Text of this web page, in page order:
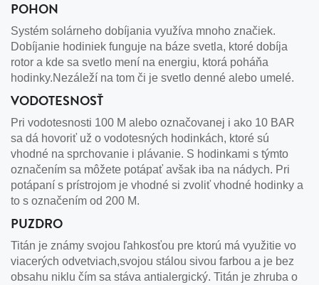
POHON
Systém solárneho dobíjania využíva mnoho značiek.
Dobíjanie hodiniek funguje na báze svetla, ktoré dobíja
rotor a kde sa svetlo mení na energiu, ktorá poháňa
hodinky.Nezáleží na tom či je svetlo denné alebo umelé.
VODOTESNOSŤ
Pri vodotesnosti 100 M alebo označovanej i ako 10 BAR
sa dá hovoriť už o vodotesných hodinkách, ktoré sú
vhodné na sprchovanie i plávanie. S hodinkami s týmto
označením sa môžete potápať avšak iba na nádych. Pri
potápaní s prístrojom je vhodné si zvoliť vhodné hodinky a
to s označením od 200 M.
PUZDRO
Titán je známy svojou ľahkosťou pre ktorú má využitie vo
viacerých odvetviach,svojou stálou sivou farbou a je bez
obsahu niklu čím sa stáva antialergický. Titán je zhruba o